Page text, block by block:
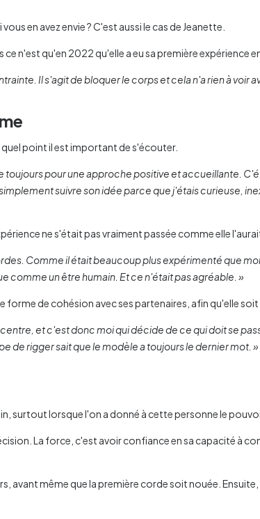
en avez envie ? C'est aussi le cas de Jeanette.
ce n'est qu'en 2022 qu'elle a eu sa première expérience
Il s'agit de bloquer le corps et cela n'a rien à voir
point il est important de s'écouter.
pour une approche positive et accueillante.
suivre son idée parce que j'étais curieuse,
ne s'était pas vraiment passée comme elle
Comme il était beaucoup plus expérimenté que
comme un être humain. Et ce n'était pas agréable. »
de cohésion avec ses partenaires, afin qu'elle
et c'est donc moi qui décide de ce qui doit se
rigger sait que le modèle a toujours le dernier mot. »
surtout lorsque l'on a donné à cette personne le
La force, c'est avoir confiance en sa capacité à
avant même que la première corde soit nouée.